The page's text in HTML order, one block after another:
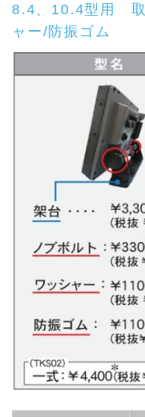
8.4、10.4型用 取
ャー/防振ゴム